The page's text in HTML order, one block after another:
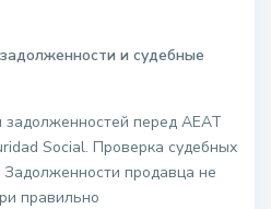
и судебные
задолженностей перед AEAT
Social. Проверка судебных
продавца не
правильно